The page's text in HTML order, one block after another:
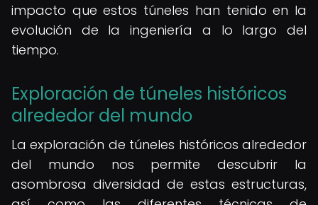
impacto que estos túneles han tenido en la
evolución de la ingeniería a lo largo del
tiempo.
Exploración de túneles históricos
alrededor del mundo
La exploración de túneles históricos alrededor
del mundo nos permite descubrir la
asombrosa diversidad de estas estructuras,